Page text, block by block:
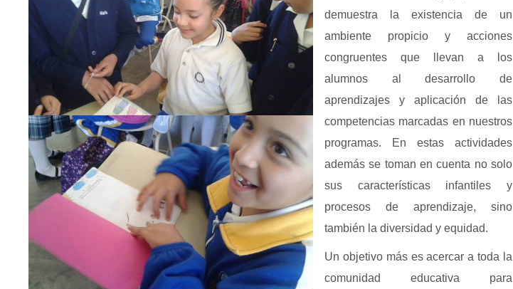
demuestra la existencia de un
ambiente propicio y acciones
congruentes que llevan a los
alumnos al desarrollo de
aprendizajes y aplicación de las
competencias marcadas en nuestros
programas. En estas actividades
además se toman en cuenta no solo
sus características infantiles y
procesos de aprendizaje, sino
también la diversidad y equidad.
Un objetivo más es acercar a toda la
comunidad educativa para